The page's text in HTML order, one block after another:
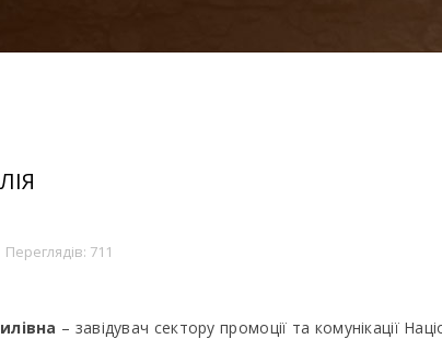
Переглядів: 711
– завідувач сектору промоції та комунікації